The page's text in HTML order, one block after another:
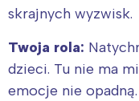
skrajnych wyzwisk.
Twoja rola:
dzieci. Tu nie ma
emocje nie